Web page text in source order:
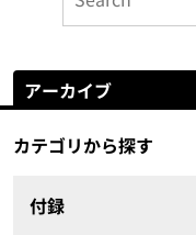
アーカイブ
カテゴリから探す
付録